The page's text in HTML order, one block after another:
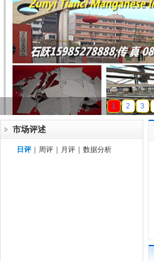
天磁锰业
1 2 3
市场评述
日评 周评 月评 数据分析